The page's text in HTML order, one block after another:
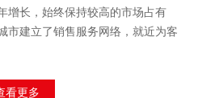
增长，始终保持较高的市场占有
市建立了销售服务网络，就近为客
看更多